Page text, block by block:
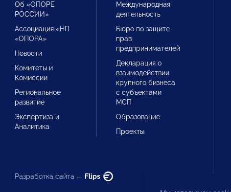
Об «ОПОРЕ
РОССИИ»
Ассоциация «НП
«ОПОРА»
Новости
Комитеты и
Комиссии
Региональное
развитие
Экспертиза и
Аналитика
Международная
деятельность
Бюро по защите
прав
предпринимателей
Декларация о
взаимодействии
крупного бизнеса
с субъектами
МСП
Образование
Проекты
Разработка сайта — Flips